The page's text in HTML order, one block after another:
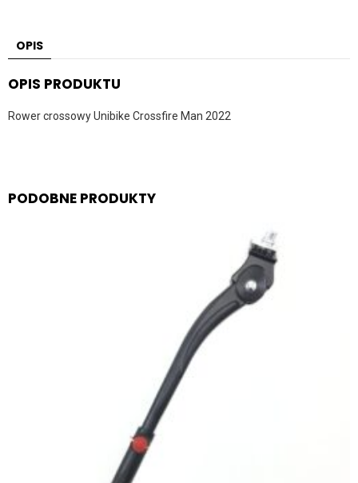
OPIS
OPIS PRODUKTU
Rower crossowy Unibike Crossfire Man 2022
PODOBNE PRODUKTY